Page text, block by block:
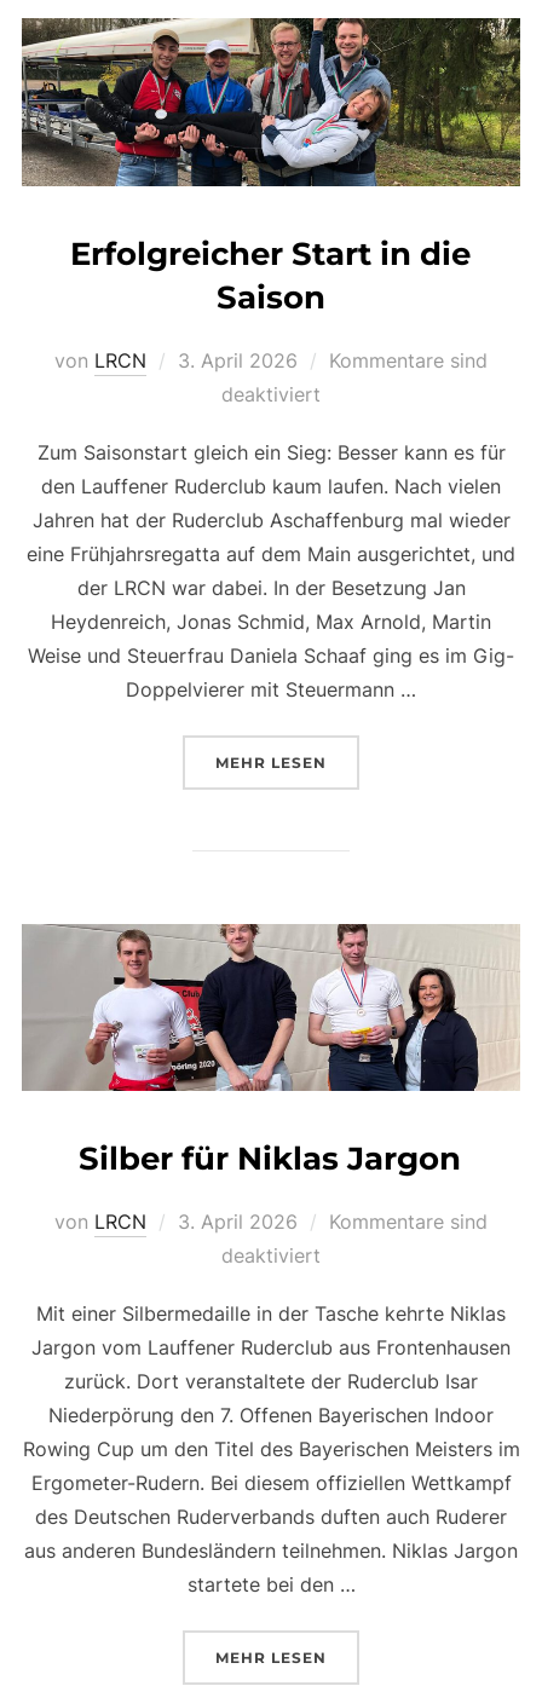
Erfolgreicher Start in die
Saison
von LRCN
Veröffentlicht
3. April 2026
Kommentare sind
deaktiviert
Zum Saisonstart gleich ein Sieg: Besser kann es für
den Lauffener Ruderclub kaum laufen. Nach vielen
Jahren hat der Ruderclub Aschaffenburg mal wieder
eine Frühjahrsregatta auf dem Main ausgerichtet, und
der LRCN war dabei. In der Besetzung Jan
Heydenreich, Jonas Schmid, Max Arnold, Martin
Weise und Steuerfrau Daniela Schaaf ging es im Gig-
Doppelvierer mit Steuermann …
MEHR ÜBER „ERFOLGREICHER
LESEN
Silber für Niklas Jargon
von LRCN
Veröffentlicht
3. April 2026
Kommentare sind
deaktiviert
Mit einer Silbermedaille in der Tasche kehrte Niklas
Jargon vom Lauffener Ruderclub aus Frontenhausen
zurück. Dort veranstaltete der Ruderclub Isar
Niederpörung den 7. Offenen Bayerischen Indoor
Rowing Cup um den Titel des Bayerischen Meisters im
Ergometer-Rudern. Bei diesem offiziellen Wettkampf
des Deutschen Ruderverbands duften auch Ruderer
aus anderen Bundesländern teilnehmen. Niklas Jargon
startete bei den …
MEHR ÜBER „SILBER FÜR NIKLAS
LESEN